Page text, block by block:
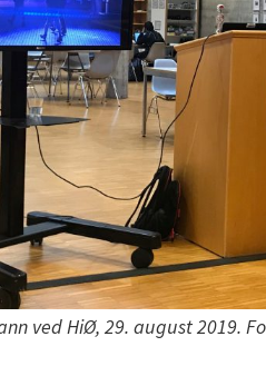
ved HiØ, 29. august 2019.